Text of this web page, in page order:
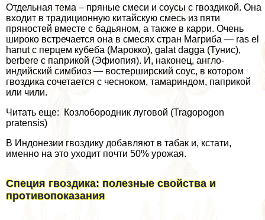
Отдельная тема – пряные смеси и соусы с гвоздикой. Она
входит в традиционную китайскую смесь из пяти
пряностей вместе с бадьяном, а также в карри. Очень
широко встречается она в смесях стран Магриба — ras el
hanut с перцем кубеба (Марокко), galat dagga (Тунис),
berbere с паприкой (Эфиопия). И, наконец, англо-
индийский симбиоз — востерширский соус, в котором
гвоздика сочетается с чесноком, тамариндом, паприкой
или чили.
Читать еще: Козлобородник луговой (Tragopogon
pratensis)
В Индонезии гвоздику добавляют в табак и, кстати,
именно на это уходит почти 50% урожая.
Специя гвоздика: полезные свойства и
противопоказания